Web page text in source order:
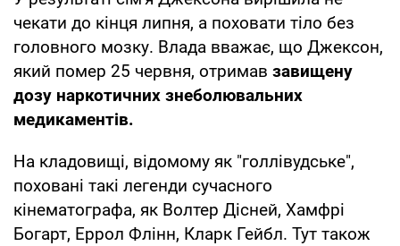
чекати до кінця липня, а поховати тіло без
головного мозку. Влада вважає, що Джексон,
який помер 25 червня, отримав завищену
дозу наркотичних знеболювальних
медикаментів.
На кладовищі, відомому як "голлівудське",
поховані такі легенди сучасного
кінематографа, як Волтер Дісней, Хамфрі
Богарт, Еррол Флінн, Кларк Гейбл. Тут також